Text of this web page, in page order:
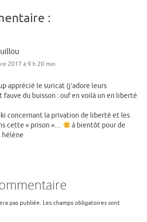
:
2017 à 9 h 20 min
apprécié le suricat (j’adore leurs
du buisson : ouf en voilà un en liberté
concernant la privation de liberté et les
cette « prison »…
à bientôt pour de
hélène
pas publiée. Les champs obligatoires sont